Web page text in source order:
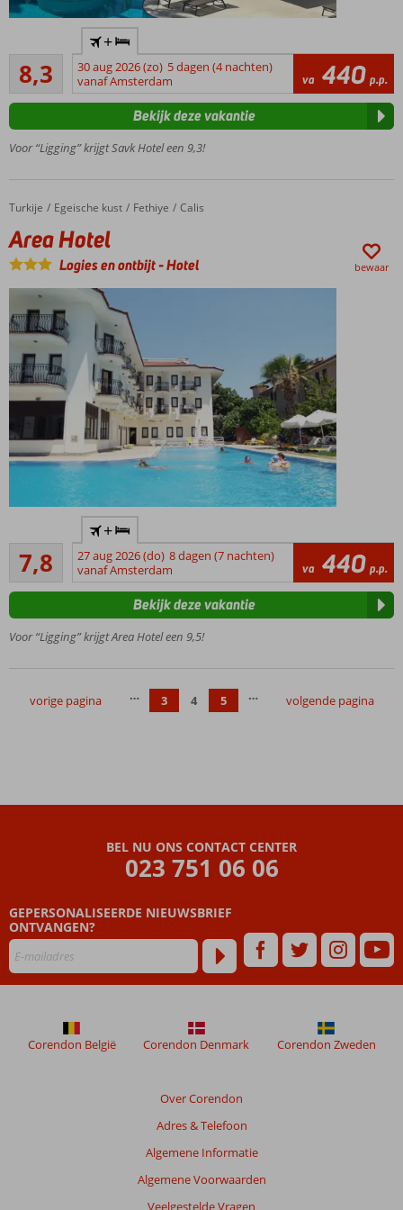
Kleinschalig
Ligt
direct
aan het
strand
kamers met
zeezicht
Heerlijk
zwembad
met
zonneterras
8,3
Zeer goed
35
beoordelingen
+
30 aug 2026 (zo) 5 dagen (4 nachten)
vanaf Amsterdam
va 440 p.p.
Voor “Ligging” krijgt Savk Hotel een 9,3!
Bekijk deze vakantie
Home
Turkije Egeische kust Fethiye Calis
Area Hotel
Area Hotel
Logies en ontbijt-Hotel bewaar
direct aan
het
strand en
boulevard
Kleinschalig,
knus hotel
in het
7,8
Goed
108
beoordelingen
+
27 aug 2026 (do) 8 dagen (7 nachten)
vanaf Amsterdam
va 440 p.p.
Voor “Ligging” krijgt Area Hotel een 9,5!
Bekijk deze vakantie
vorige pagina … 3 4 5 … volgende pagina
BEL NU ONS CONTACT CENTER
023 751 06 06
GEPERSONALISEERDE NIEUWSBRIEF
ONTVANGEN?
Over Corendon
Adres & Telefoon
Algemene Informatie
Algemene Voorwaarden
Veelgestelde Vragen
Corendon België Corendon Denmark Corendon Zweden